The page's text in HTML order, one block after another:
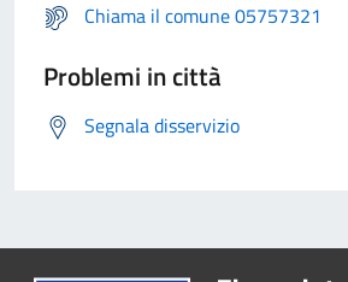
Chiama il comune 05757321
Problemi in città
Segnala disservizio